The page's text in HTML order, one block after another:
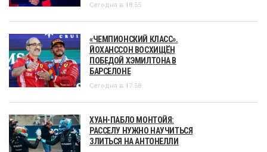
Сегодня в 18:55
«ЧЕМПИОНСКИЙ КЛАСС».
ЙОХАНССОН ВОСХИЩЁН
ПОБЕДОЙ ХЭМИЛТОНА В
БАРСЕЛОНЕ
Сегодня в 17:58
ХУАН-ПАБЛО МОНТОЙЯ:
РАССЕЛУ НУЖНО НАУЧИТЬСЯ
ЗЛИТЬСЯ НА АНТОНЕЛЛИ